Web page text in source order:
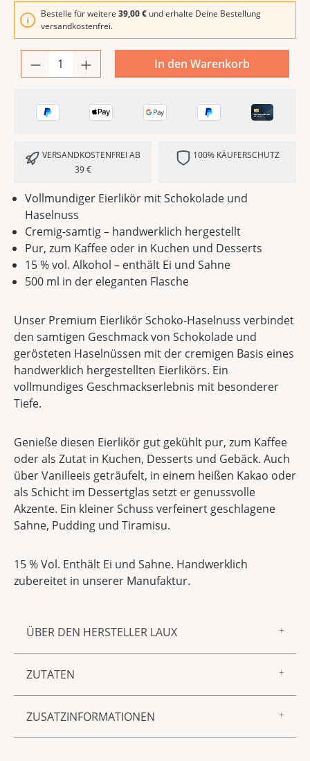
Vollmundiger Eierlikör mit Schokolade und
Haselnuss
Cremig-samtig – handwerklich hergestellt
Pur, zum Kaffee oder in Kuchen und Desserts
15 % vol. Alkohol – enthält Ei und Sahne
500 ml in der eleganten Flasche
Bestelle für weitere 39,00 € und erhalte Deine Bestellung
versandkostenfrei.
In den Warenkorb
VERSANDKOSTENFREI AB
39 €
100% KÄUFERSCHUTZ
ÜBER DEN HERSTELLER LAUX
Gewürzmischungen, Saucen und Senf sowie
Spirituosen und Liköre – aus unserer
hauseigenen Manufaktur in Föhren. Allen
ZUTATEN
ZUSATZINFORMATIONEN
Unser Premium Eierlikör Schoko-Haselnuss verbindet
den samtigen Geschmack von Schokolade und
gerösteten Haselnüssen mit der cremigen Basis eines
handwerklich hergestellten Eierlikörs. Ein
vollmundiges Geschmackserlebnis mit besonderer
Tiefe.
Genieße diesen Eierlikör gut gekühlt pur, zum Kaffee
oder als Zutat in Kuchen, Desserts und Gebäck. Auch
über Vanilleeis geträufelt, in einem heißen Kakao oder
als Schicht im Dessertglas setzt er genussvolle
Akzente. Ein kleiner Schuss verfeinert geschlagene
Sahne, Pudding und Tiramisu.
15 % Vol. Enthält Ei und Sahne. Handwerklich
zubereitet in unserer Manufaktur.